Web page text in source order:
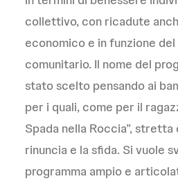
collettivo, con ricadute
economico e in funzione
comunitario. Il nome del
stato scelto pensando ai
per i quali, come per il
Spada nella Roccia”,
rinuncia e la sfida. Si vuole
programma ampio e